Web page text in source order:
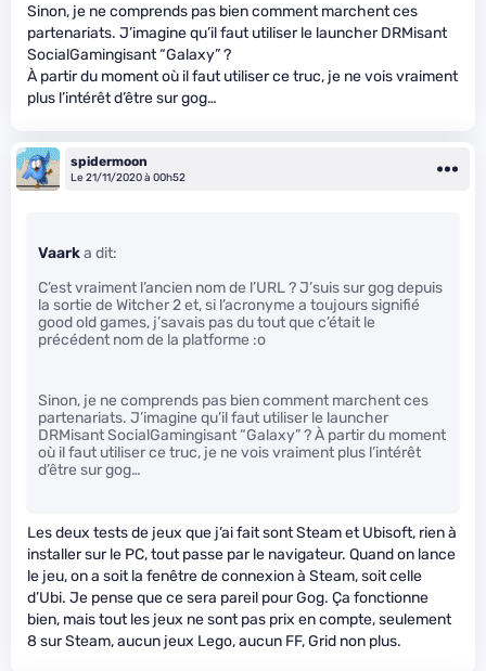
Sinon, je ne comprends pas bien comment marchent ces
partenariats. J’imagine qu’il faut utiliser le launcher DRMisant
SocialGamingisant “Galaxy” ?
À partir du moment où il faut utiliser ce truc, je ne vois vraiment
plus l’intérêt d’être sur gog…
spidermoon
Le 21/11/2020 à 00h52
Vaarka dit:
C’est vraiment l’ancien nom de l’URL ? J’suis sur gog depuis
la sortie de Witcher 2 et, si l’acronyme a toujours signifié
good old games, j’savais pas du tout que c’était le
précédent nom de la platforme :o
Sinon, je ne comprends pas bien comment marchent ces
partenariats. J’imagine qu’il faut utiliser le launcher
DRMisant SocialGamingisant “Galaxy” ? À partir du moment
où il faut utiliser ce truc, je ne vois vraiment plus l’intérêt
d’être sur gog…
Les deux tests de jeux que j’ai fait sont Steam et Ubisoft, rien à
installer sur le PC, tout passe par le navigateur. Quand on lance
le jeu, on a soit la fenêtre de connexion à Steam, soit celle
d’Ubi. Je pense que ce sera pareil pour Gog. Ça fonctionne
bien, mais tout les jeux ne sont pas prix en compte, seulement
8 sur Steam, aucun jeux Lego, aucun FF, Grid non plus.